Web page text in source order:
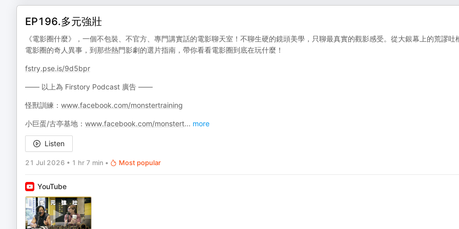
EP196.多元強壯
《電影圈什麼》，一個不包裝、不官方、專門講實話的電影聊天室！不聊生硬的鏡頭美學，只聊最真實的觀影感受。從大銀幕上的荒謬吐
電影圈的奇人異事，到那些熱門影劇的選片指南，帶你看看電影圈到底在玩什麼！
fstry.pse.is/9d5bpr
—— 以上為 Firstory Podcast 廣告 ——
怪獸訓練： www.facebook.com/monstertraining
小巨蛋/古亭基地： www.facebook.com/monstert... more
Listen
21 Jul 2026 • 1 hr 7 min • Most popular
YouTube